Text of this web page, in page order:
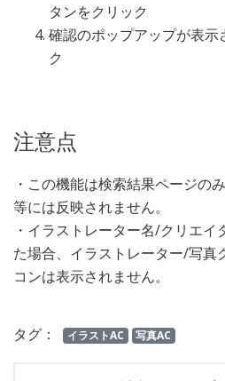
タンをクリック
確認のポップアップが表
ク
注意点
・この機能は検索結果ページの
等には反映されません。
・イラストレーター名/クリエイ
た場合、イラストレーター/写真
コンは表示されません。
タグ： イラストAC 写真AC